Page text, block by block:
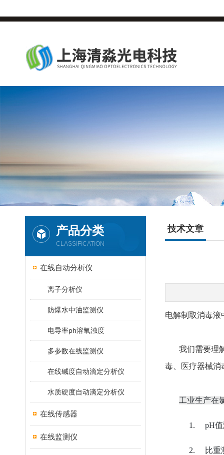
产品分类
CLASSIFICATION
在线自动分析仪
离子分析仪
防爆水中油监测仪
电导率ph溶氧浊度
多参数在线监测仪
在线碱度自动滴定分析仪
水质硬度自动滴定分析仪
在线传感器
在线监测仪
技术文章
电解制取消毒液
我们需要理
毒、医疗器械消
工业生产在
1. pH
2.
比重